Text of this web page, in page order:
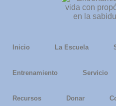
Inicio La Escuela
Entrenamiento Servicio
Recursos Donar